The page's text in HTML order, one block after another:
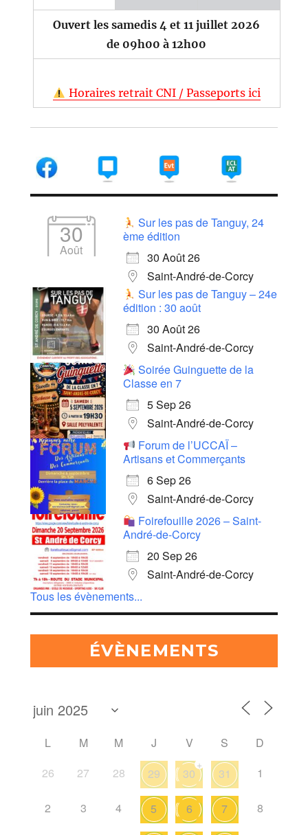
Ouvert les samedis 4 et 11 juillet 2026
de 09h00 à 12h00
Horaires retrait CNI / Passeports ici
30
Août
Sur les pas de Tanguy, 24
ème édition
30 Août 26
Saint-André-de-Corcy
Sur les pas de Tanguy – 24e
édition : 30 août
30 Août 26
Saint-André-de-Corcy
Soirée Guinguette de la
Classe en 7
5 Sep 26
Saint-André-de-Corcy
Forum de l’UCCAÏ –
Artisans et Commerçants
6 Sep 26
Saint-André-de-Corcy
Foirefouille 2026 – Saint-
André-de-Corcy
20 Sep 26
Saint-André-de-Corcy
Tous les évènements...
ÉVÈNEMENTS
L M M J V S
D
26
27 28 29 30
+
31 1
2 3 4 5 6 7 8